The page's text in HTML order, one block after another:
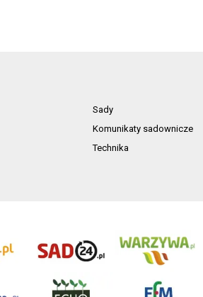
Sady
Komunikaty sadownicze
Technika